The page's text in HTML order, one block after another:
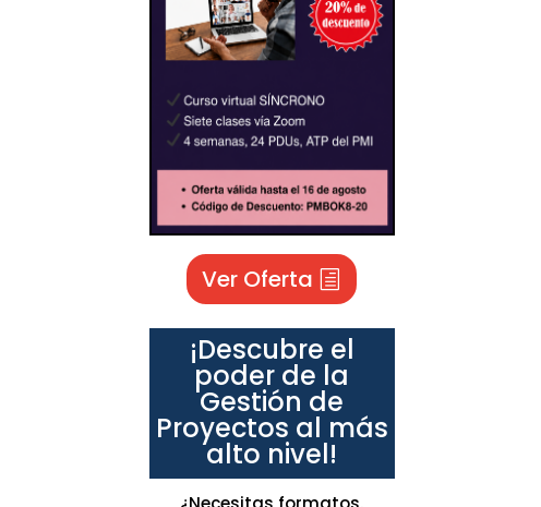
Ver Oferta
¡Descubre el
poder de la
Gestión de
Proyectos al más
alto nivel!